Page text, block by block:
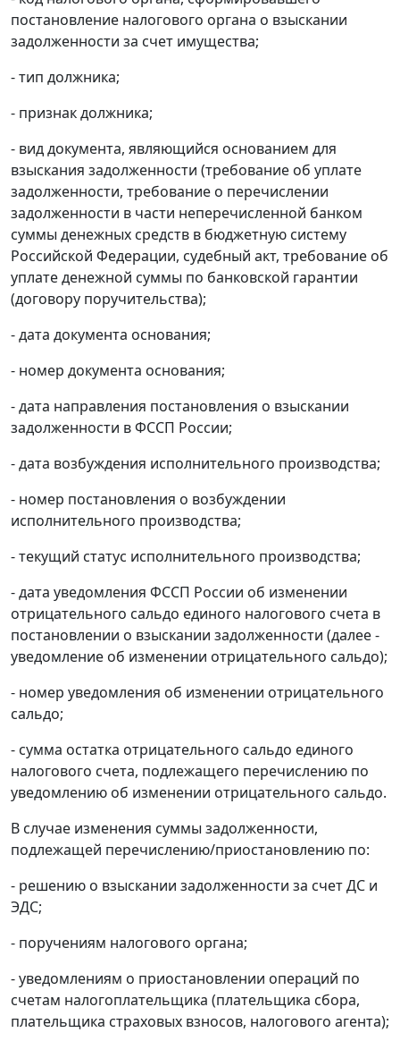
постановление налогового органа о взыскании
задолженности за счет имущества;
- тип должника;
- признак должника;
- вид документа, являющийся основанием для
взыскания задолженности (требование об уплате
задолженности, требование о перечислении
задолженности в части неперечисленной банком
суммы денежных средств в бюджетную систему
Российской Федерации, судебный акт, требование об
уплате денежной суммы по банковской гарантии
(договору поручительства);
- дата документа основания;
- номер документа основания;
- дата направления постановления о взыскании
задолженности в ФССП России;
- дата возбуждения исполнительного производства;
- номер постановления о возбуждении
исполнительного производства;
- текущий статус исполнительного производства;
- дата уведомления ФССП России об изменении
отрицательного сальдо единого налогового счета в
постановлении о взыскании задолженности (далее -
уведомление об изменении отрицательного сальдо);
- номер уведомления об изменении отрицательного
сальдо;
- сумма остатка отрицательного сальдо единого
налогового счета, подлежащего перечислению по
уведомлению об изменении отрицательного сальдо.
В случае изменения суммы задолженности,
подлежащей перечислению/приостановлению по:
- решению о взыскании задолженности за счет ДС и
ЭДС;
- поручениям налогового органа;
- уведомлениям о приостановлении операций по
счетам налогоплательщика (плательщика сбора,
плательщика страховых взносов, налогового агента);